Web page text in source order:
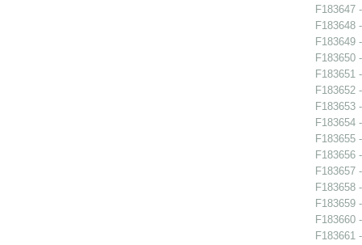
F183647
F183648
F183649
F183650
F183651
F183652
F183653
F183654
F183655
F183656
F183657
F183658
F183659
F183660
F183661